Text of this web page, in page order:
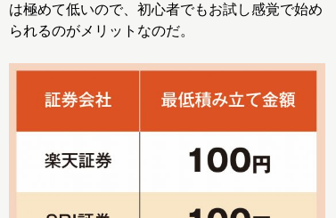
は極めて低いので、初心者でもお試し感覚で始め
られるのがメリットなのだ。